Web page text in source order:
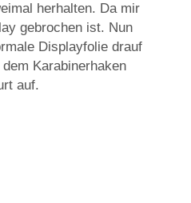
herhalten. Da mir
gebrochen ist. Nun
Displayfolie drauf
Karabinerhaken
auf.